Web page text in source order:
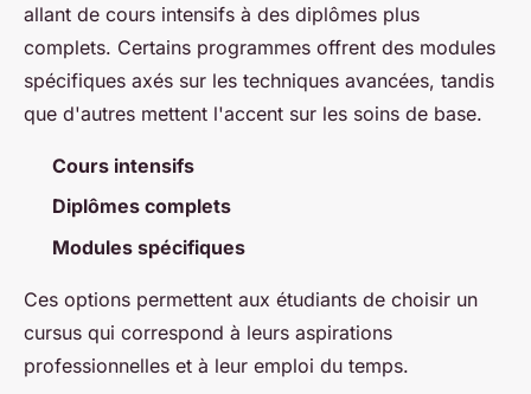
allant de cours intensifs à des diplômes plus
complets. Certains programmes offrent des modules
spécifiques axés sur les techniques avancées, tandis
que d'autres mettent l'accent sur les soins de base.
Cours intensifs
Diplômes complets
Modules spécifiques
Ces options permettent aux étudiants de choisir un
cursus qui correspond à leurs aspirations
professionnelles et à leur emploi du temps.